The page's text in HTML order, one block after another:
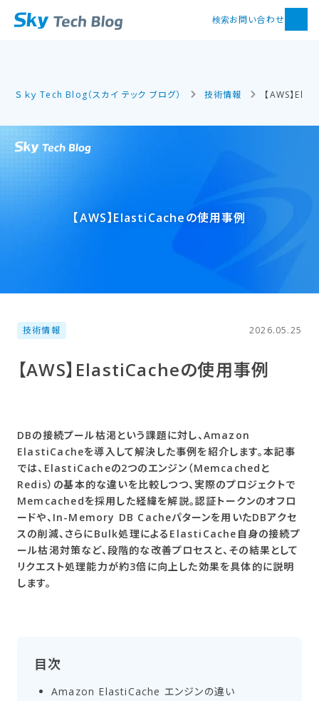
検索お問い合わせ
Ｓｋｙ Tech Blog（スカイ テック ブログ） 技術情報 【AWS】
【AWS】ElastiCacheの​使用事例
技術情報 2026.05.25
【AWS】ElastiCacheの​使用事例
DBの接続プール枯渇という課題に対し、Amazon
ElastiCacheを導入して解決した事例を紹介します。本記事
では、ElastiCacheの2つのエンジン（Memcachedと
Redis）の基本的な違いを比較しつつ、実際のプロジェクトで
Memcachedを採用した経緯を解説。認証トークンのオフロ
ードや、In-Memory DB Cacheパターンを用いたDBアクセ
スの削減、さらにBulk処理によるElastiCache自身の接続プ
ール枯渇対策など、段階的な改善プロセスと、その結果として
リクエスト処理能力が約3倍に向上した効果を具体的に説明
します。
目次
Amazon ElastiCache エンジンの​違い